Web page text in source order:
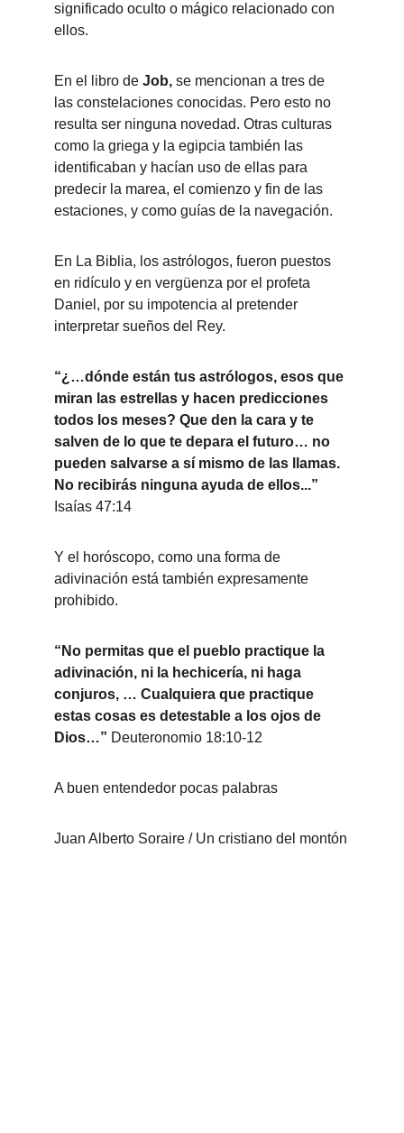
significado oculto o mágico relacionado con
ellos.
En el libro de Job, se mencionan a tres de
las constelaciones conocidas. Pero esto no
resulta ser ninguna novedad. Otras culturas
como la griega y la egipcia también las
identificaban y hacían uso de ellas para
predecir la marea, el comienzo y fin de las
estaciones, y como guías de la navegación.
En La Biblia, los astrólogos, fueron puestos
en ridículo y en vergüenza por el profeta
Daniel, por su impotencia al pretender
interpretar sueños del Rey.
“¿…dónde están tus astrólogos, esos que
miran las estrellas y hacen predicciones
todos los meses? Que den la cara y te
salven de lo que te depara el futuro… no
pueden salvarse a sí mismo de las llamas.
No recibirás ninguna ayuda de ellos...”
Isaías 47:14
Y el horóscopo, como una forma de
adivinación está también expresamente
prohibido.
“No permitas que el pueblo practique la
adivinación, ni la hechicería, ni haga
conjuros, … Cualquiera que practique
estas cosas es detestable a los ojos de
Dios…” Deuteronomio 18:10-12
A buen entendedor pocas palabras
Juan Alberto Soraire / Un cristiano del montón